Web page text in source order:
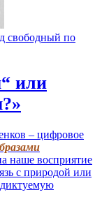
свободный по
или
– цифровое
наше восприятие
с природой или